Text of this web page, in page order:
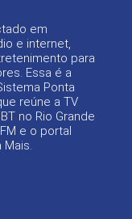
em
e internet,
para
Essa é a
Ponta
reúne a TV
no Rio Grande
e o portal
Mais.